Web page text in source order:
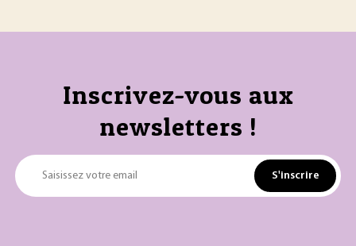
Inscrivez-vous aux
newsletters !
Saisissez votre email S'inscrire